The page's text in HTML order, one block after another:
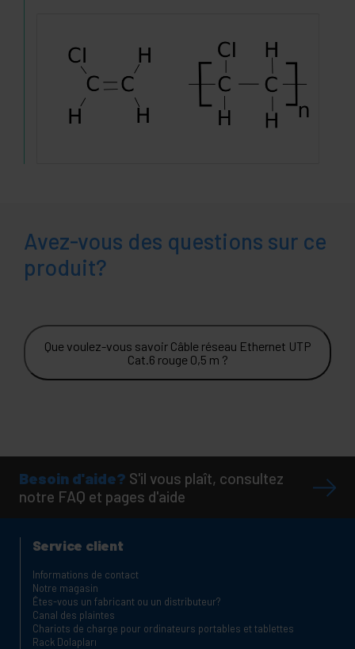
Avez-vous des questions sur ce
produit?
Que voulez-vous savoir Câble réseau Ethernet UTP
Cat.6 rouge 0,5 m ?
Besoin d'aide? S'il vous plaît, consultez
notre FAQ et pages d'aide
Service client
Informations de contact
Notre magasin
Êtes-vous un fabricant ou un distributeur?
Canal des plaintes
Chariots de charge pour ordinateurs portables et tablettes
Rack Dolapları